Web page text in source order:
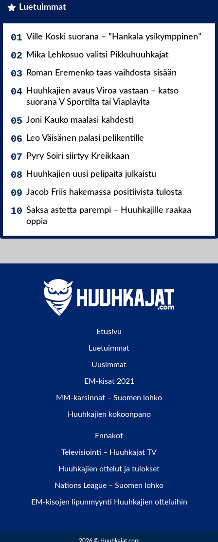
Luetuimmat
Ville Koski suorana – ”Hankala ysikymppinen”
Mika Lehkosuo valitsi Pikkuhuuhkajat
Roman Eremenko taas vaihdosta sisään
Huuhkajien avaus Viroa vastaan – katso
suorana V Sportilta tai Viaplaylta
Joni Kauko maalasi kahdesti
Leo Väisänen palasi pelikentille
Pyry Soiri siirtyy Kreikkaan
Huuhkajien uusi pelipaita julkaistu
Jacob Friis hakemassa positiivista tulosta
Saksa astetta parempi – Huuhkajille raakaa
oppia
Etusivu
Luetuimmat
Uusimmat
EM-kisat 2021
MM-karsinnat – Suomen lohko
Huuhkajien kokoonpano
Ennakot
Televisiointi – Huuhkajat TV
Huuhkajien ottelut ja tulokset
Nations League – Suomen lohko
EM-kisojen lipunmyynti Huuhkajien otteluihin